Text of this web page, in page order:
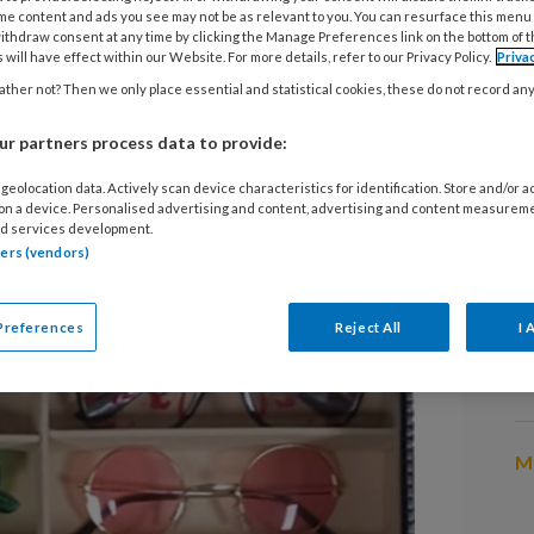
bril? Die uitdrukking kent
alles er vrolijker uit.
3
content and ads you see may not be as relevant to you. You can resurface this
consent at any time by clicking the Manage Preferences link on the bottom of
will have effect within our Website. For more details, refer to our Privacy Policy.
not? Then we only place essential and statistical cookies, these do not record
partners process data to provide:
data. Actively scan device characteristics for identification. Store and/or
a device. Personalised advertising and content, advertising and content
services development.
(vendors)
Reject All I